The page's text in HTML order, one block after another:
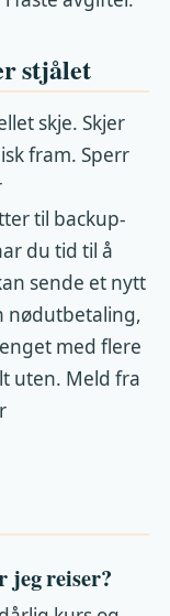
stjålet
skje. Skjer
fram. Sperr
til backup-
du tid til å
sende et nytt
nødutbetaling,
med flere
uten. Meld fra
jeg reiser?